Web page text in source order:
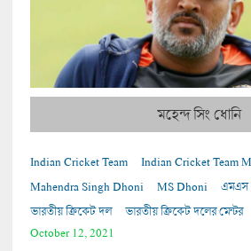
মহেন্দ সিং ধোনি
Indian Cricket Team
Indian Cricket Team
Mahendra Singh Dhoni
MS Dhoni
এমএস
ভারতীয় ক্রিকেট দল
ভারতীয় ক্রিকেট দলের মেন্টর
October 12, 2021